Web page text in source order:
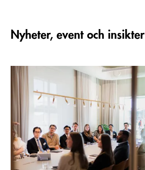
Nyheter, event och insikter